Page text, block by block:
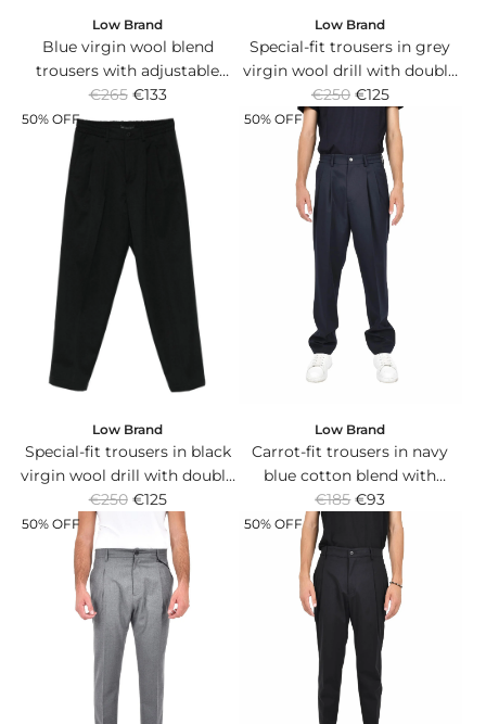
Low Brand
Blue virgin wool blend
trousers with adjustable
buckle waist belt.
R
e
e
€265 €133
Low Brand
Special-fit trousers in grey
virgin wool drill with double
pleat and elasticated
waistband.
R
e
g
u
l
a
r
p
r
i
c
e
€250 €125
50% OFF
Low Brand
Special-fit trousers in black
virgin wool drill with double
pleat and elasticated
waistband.
R
e
g
u
l
a
p
€250 €125
50% OFF
Low Brand
Carrot-fit trousers in navy
blue cotton blend with
double pleats.
R
e
g
u
l
a
r
r
i
€185 €93
50% OFF 50% OFF